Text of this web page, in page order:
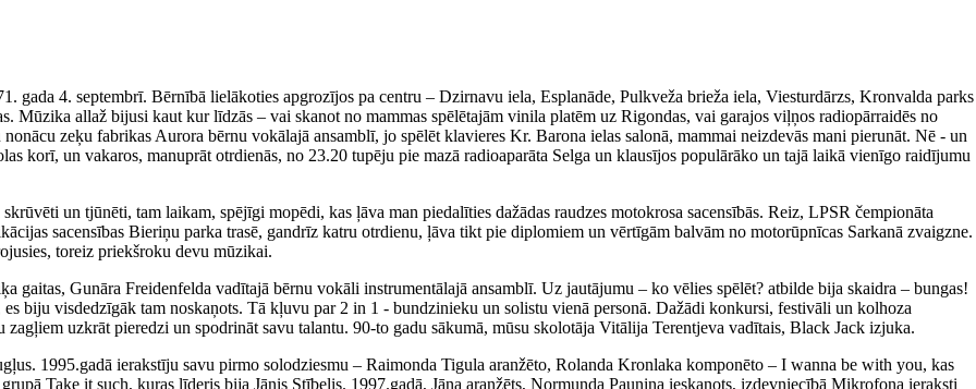
gada 4. septembrī. Bērnībā lielākoties apgrozījos pa centru – Dzirnavu iela, Esplanāde, Pulkveža brieža iela, Viesturdārzs, Kronvalda parks
Mūzika allaž bijusi kaut kur līdzās – vai skanot no mammas spēlētajām vinila platēm uz Rigondas, vai garajos viļņos radiopārraidēs no
zeķu fabrikas Aurora bērnu vokālajā ansamblī, jo spēlēt klavieres Kr. Barona ielas salonā, mammai neizdevās mani pierunāt. Nē - un
korī, un vakaros, manuprāt otrdienās, no 23.20 tupēju pie mazā radioaparāta Selga un klausījos populārāko un tajā laikā vienīgo raidījumu
un tjūnēti, tam laikam, spējīgi mopēdi, kas ļāva man piedalīties dažādas raudzes motokrosa sacensībās. Reiz, LPSR čempionāta
sacensības Bieriņu parka trasē, gandrīz katru otrdienu, ļāva tikt pie diplomiem un vērtīgām balvām no motorūpnīcas Sarkanā zvaigzne.
toreiz priekšroku devu mūzikai.
gaitas, Gunāra Freidenfelda vadītajā bērnu vokāli instrumentālajā ansamblī. Uz jautājumu – ko vēlies spēlēt? atbilde bija skaidra – bungas!
biju visdedzīgāk tam noskaņots. Tā kļuvu par 2 in 1 - bundzinieku un solistu vienā personā. Dažādi konkursi, festivāli un kolhoza
uzkrāt pieredzi un spodrināt savu talantu. 90-to gadu sākumā, mūsu skolotāja Vitālija Terentjeva vadītais, Black Jack izjuka.
1995.gadā ierakstīju savu pirmo solodziesmu – Raimonda Tigula aranžēto, Rolanda Kronlaka komponēto – I wanna be with you, kas
Take it such, kuras līderis bija Jānis Stībelis. 1997.gadā, Jāņa aranžēts, Normunda Pauniņa ieskaņots, izdevniecībā Mikrofona ieraksti